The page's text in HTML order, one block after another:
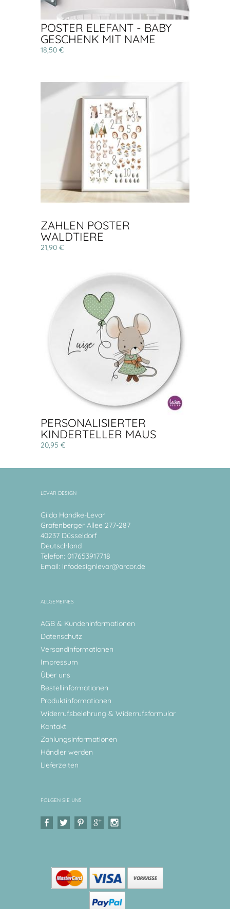
POSTER ELEFANT - BABY
GESCHENK MIT NAME
18,50 €
ZAHLEN POSTER
WALDTIERE
21,90 €
PERSONALISIERTER
KINDERTELLER MAUS
20,95 €
LEVAR DESIGN
Gilda Handke-Levar
Grafenberger Allee 277-287
40237 Düsseldorf
Deutschland
Telefon: 017653917718
Email: infodesignlevar@arcor.de
ALLGEMEINES
AGB & Kundeninformationen
Datenschutz
Versandinformationen
Impressum
Über uns
Bestellinformationen
Produktinformationen
Widerrufsbelehrung & Widerrufsformular
Kontakt
Zahlungsinformationen
Händler werden
Lieferzeiten
FOLGEN SIE UNS